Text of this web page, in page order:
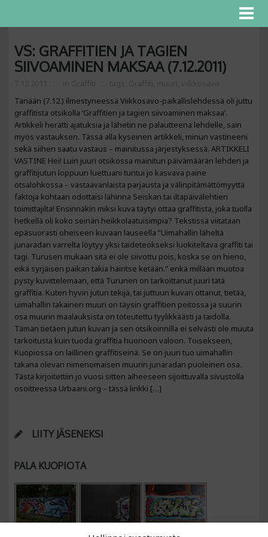
VS: GRAFFITIEN JA TAGIEN
SIIVOAMINEN MAKSAA (7.12.2011)
Tänään (7.12.) ilmestyneessä Viikkosavo-paikallislehdessä oli juttu
graffitista otsikolla ’Graffitien ja tagien siivoaminen maksaa’.
Artikkeli herätti ajatuksia ja lähetin ne palautteena lehdelle, sain
myös vastauksen. Tässä alla kyseinen artikkeli, minun vastineeni
sekä siihen saatu vastaus – mainitussa järjestyksessä. ARTIKKELI
VASTINE Hei! Luin juuri otsikossa mainitun päivämäärän lehden ja
graffitijutun loppuun luettuani tuntui jo kasvava paine
otsalohkossa – vastaavanlaista parjausta ja välinpitämättömyyttä
faktoja kohtaan odottaisi lähinnä Seiskan tai iltapäivälehtien
toimittajilta! Ensinnäkin miksi kuva täytyi ottaa graffitista, joka tuolla
hetkellä oli koko seinän heikkolaatuisimpia? Tekstissä viitataan
epäsuorasti oheiseen kuvaan lauseella ”Uimahallin läheltä
junaradan varrelta löytyy yksi taideteokseksi luokiteltava graffiti tai
tagi. Turusen mukaan sitä ei ole siivottu pois, koska se on hieno,
eikä syrjäisen paikan takia häiritse ketään.” enkä millään muotoa
pysty kuvittelemaan, että Turunen on tarkoittanut juuri tätä
graffitia. Kuten hyvin jutun tekijä, tai juttuun kuvan ottanut, tietää,
uimahallin takainen muuri on täysin graffitien peitossa ja suurin
osa muurin maalauksista on toteutettu tyylikkäästi ja taidolla.
Tämän tietäen jutun kuvan ja sen otsikoinnilla ei selvästi ole muuta
tarkoitusta kuin tuoda graffitia huonoon valoon. Toisekseen,
Kuopiossa on laillinen graffitiseinä. Se on juuri tuo uimahallin
takana olevan nimenomaisen muurin junaradan puoleinen osa.
Tästä kirjoitettiin jo vuosi sitten aiheeseen sijoittuvalla sivustolla
osoitteessa Urbaani.org – tässä linkki […]
LIITY JÄSENEKSI
PALA KUOPIOTA